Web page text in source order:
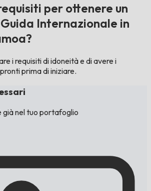
per ottenere un
Internazionale in
i requisiti di idoneità e di avere i
prima di iniziare.
già nel tuo portafoglio